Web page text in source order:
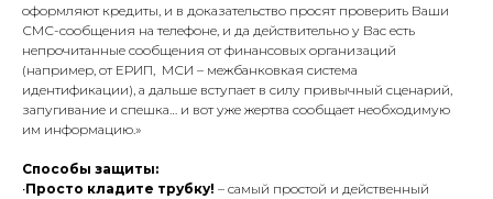
оформляют кредиты, и в доказательство просят проверить Ваши
СМС-сообщения на телефоне, и да действительно у Вас есть
непрочитанные сообщения от финансовых организаций
(например, от ЕРИП, МСИ – межбанковкая система
идентификации), а дальше вступает в силу привычный сценарий,
запугивание и спешка… и вот уже жертва сообщает необходимую
им информацию.»
Способы защиты:
•Просто кладите трубку! – самый простой и действенный